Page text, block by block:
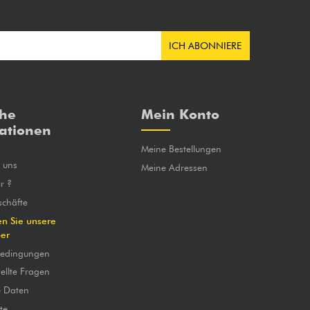
ICH ABONNIERE
?
Sie unsere
Fragen
Daten
Mein Konto
Meine Bestellungen
Meine Adressen